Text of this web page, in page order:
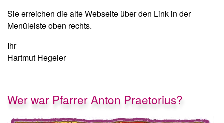
Sie erreichen die alte Webseite über den Link in der
Menüleiste oben rechts.
Ihr
Hartmut Hegeler
Wer war Pfarrer Anton Praetorius?